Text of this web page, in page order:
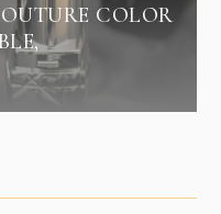
COLOR